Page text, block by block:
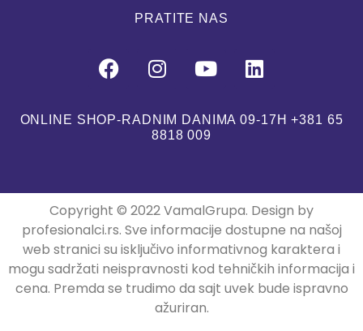
PRATITE NAS
ONLINE SHOP-RADNIM DANIMA 09-17H +381 65
8818 009
Copyright © 2022 VamalGrupa. Design by
profesionalci.rs. Sve informacije dostupne na našoj
web stranici su isključivo informativnog karaktera i
mogu sadržati neispravnosti kod tehničkih informacija i
cena. Premda se trudimo da sajt uvek bude ispravno
ažuriran.